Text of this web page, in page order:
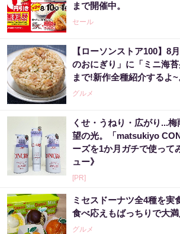
まで開催中。
セール
【ローソンストア100】8
のおにぎり」に「ミニ海
まで!新作全種紹介するよ~
グルメ
くせ・うねり・広がり...
望の光。「matsukiyo
ーズを1か月ガチで使って
ュー》
[PR]
ミセスドーナツ全4種を実
食べ応えもばっちりで大満
グルメ